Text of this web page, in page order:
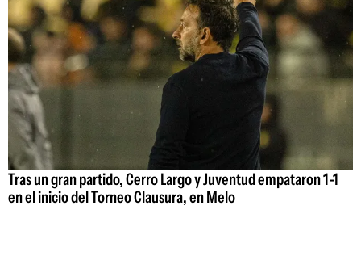
Tras un gran partido, Cerro Largo y Juventud empataron 1-1
en el inicio del Torneo Clausura, en Melo